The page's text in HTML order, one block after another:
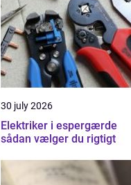
30 july 2026
Elektriker i espergærde
sådan vælger du rigtigt